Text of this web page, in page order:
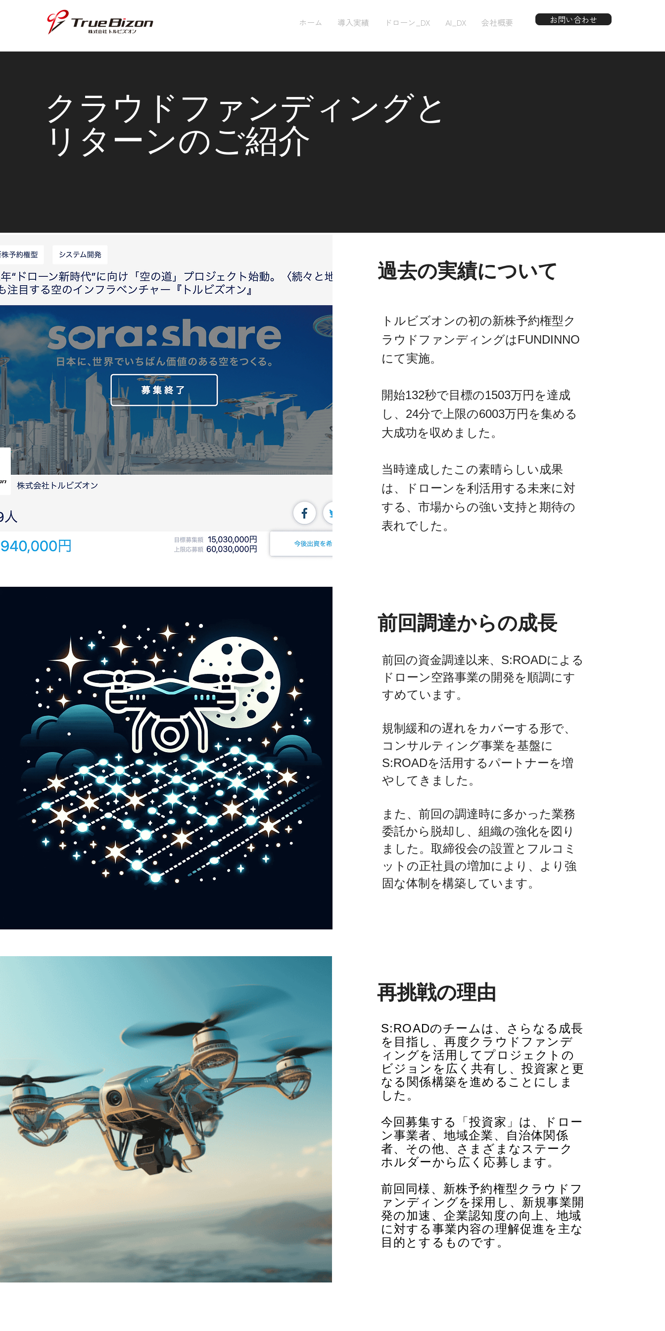
ホーム 導入実績 ドローン_DX AI_DX 会社概要 お問い合わせ
クラウドファンディングと
​リターンのご紹介
過去の実績について
トルビズオンの初の新株予約権型ク
ラウドファンディングはFUNDINNO
にて実施。
開始132秒で目標の1503万円を達成
し、24分で上限の6003万円を集める
大成功を収めました。
当時達成したこの素晴らしい成果
は、ドローンを利活用する未来に対
する、市場からの強い支持と期待の
表れでした。
前回調達からの成長
前回の資金調達以来、S:ROADによる
ドローン空路事業の開発を順調にす
すめています。
規制緩和の遅れをカバーする形で、
コンサルティング事業を基盤に
S:ROADを活用するパートナーを増
やしてきました。
また、前回の調達時に多かった業務
委託から脱却し、組織の強化を図り
ました。取締役会の設置とフルコミ
ットの正社員の増加により、より強
固な体制を構築しています。
再挑戦の理由
S:ROADのチームは、さらなる成長
を目指し、再度クラウドファンデ
ィングを活用してプロジェクトの
ビジョンを広く共有し、投資家と更
なる関係構築を進めることにしま
した。
今回募集する「投資家」は、ドロー
ン事業者、地域企業、自治体関係
者、その他、さまざまなステーク
ホルダーから広く応募します。
前回同様、新株予約権型クラウドフ
ァンディングを採用し、新規事業開
発の加速、企業認知度の向上、地域
に対する事業内容の理解促進を主な
目的とするものです。